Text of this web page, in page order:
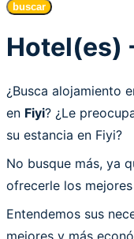
buscar
Hotel(es)
¿Busca alojamiento
en Fiyi? ¿Le
su estancia en Fiyi?
No busque más, ya
ofrecerle los
Entendemos sus
mejores y más